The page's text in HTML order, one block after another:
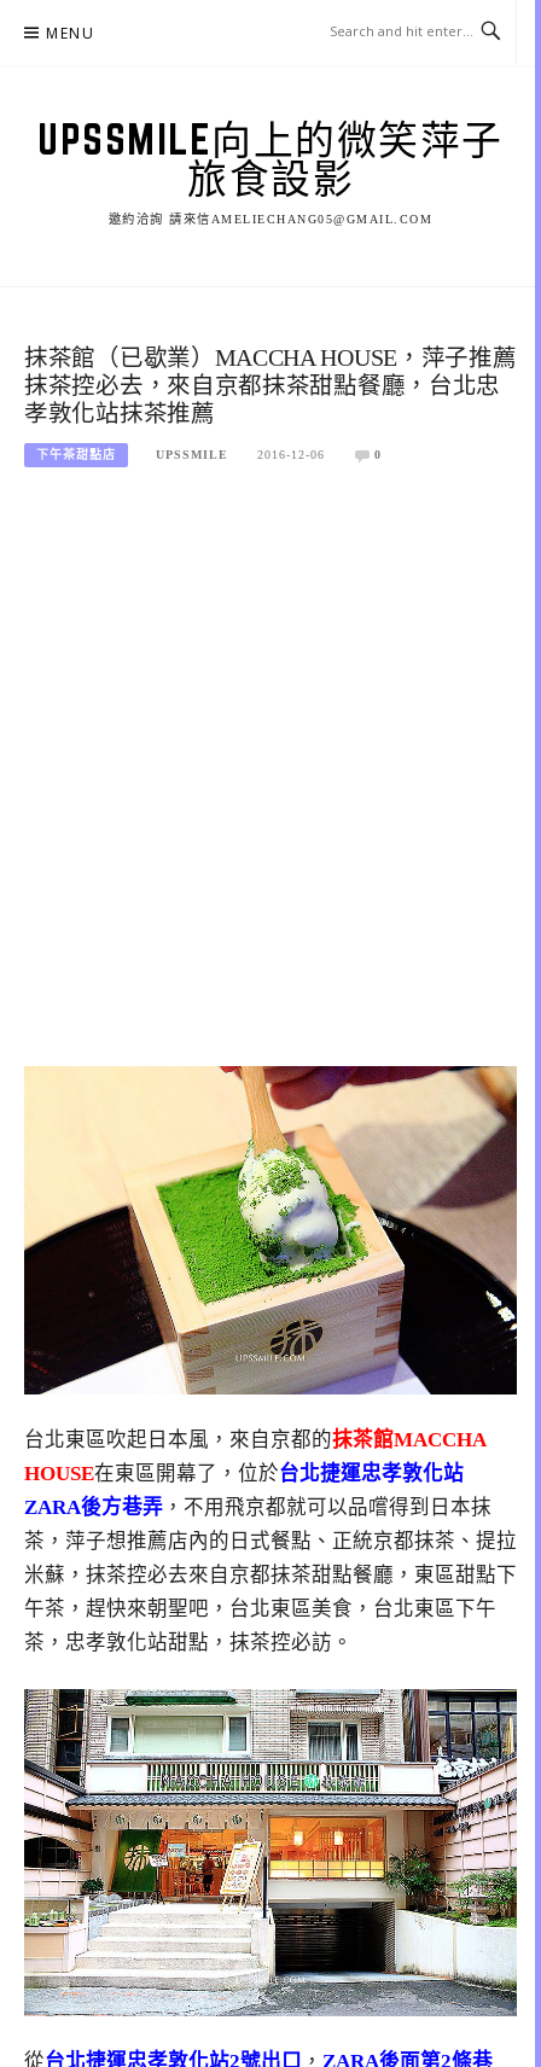
MENU
UPSSMILE向上的微笑萍子
旅食設影
邀約洽詢 請來信AMELIECHANG05@GMAIL.COM
抹茶館（已歇業）MACCHA HOUSE，萍子推薦
抹茶控必去，來自京都抹茶甜點餐廳，台北忠
孝敦化站抹茶推薦
下午茶甜點店 UPSSMILE 2016-12-06 0
台北東區吹起日本風，來自京都的抹茶館MACCHA
HOUSE在東區開幕了，位於台北捷運忠孝敦化站
ZARA後方巷弄 ，不用飛京都就可以品嚐得到日本抹
茶，萍子想推薦店內的日式餐點、正統京都抹茶、提拉
米蘇，抹茶控必去來自京都抹茶甜點餐廳，東區甜點下
午茶，趕快來朝聖吧，台北東區美食，台北東區下午
茶，忠孝敦化站甜點，抹茶控必訪。
從台北捷運忠孝敦化站2號出口 ， ZARA後面第2條巷